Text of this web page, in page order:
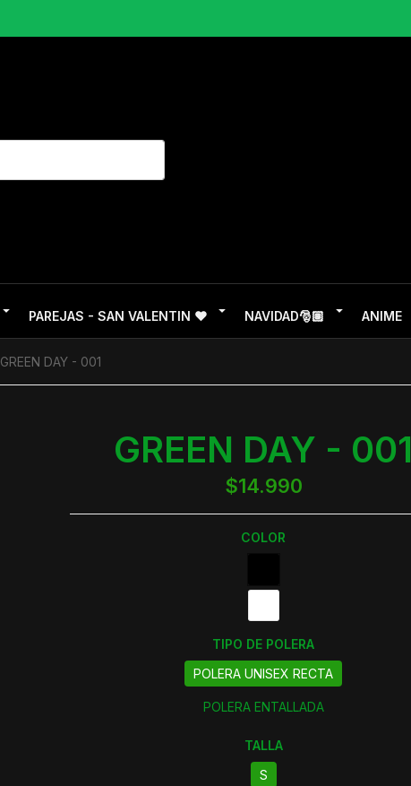
PAREJAS - SAN VALENTIN ❤ NAVIDAD🎅🏽 ANIME
GREEN DAY - 001
GREEN DAY - 001
$14.990
COLOR
TIPO DE POLERA
POLERA UNISEX RECTA
POLERA ENTALLADA
TALLA
S